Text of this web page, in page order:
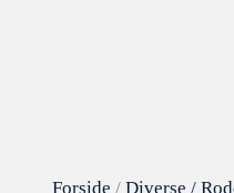
Forside / Diverse /